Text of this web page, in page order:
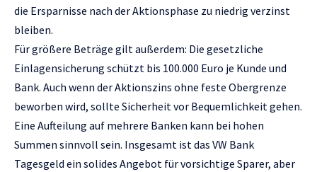
die Ersparnisse nach der Aktionsphase zu niedrig verzinst
bleiben.
Für größere Beträge gilt außerdem: Die gesetzliche
Einlagensicherung schützt bis 100.000 Euro je Kunde und
Bank. Auch wenn der Aktionszins ohne feste Obergrenze
beworben wird, sollte Sicherheit vor Bequemlichkeit gehen.
Eine Aufteilung auf mehrere Banken kann bei hohen
Summen sinnvoll sein. Insgesamt ist das VW Bank
Tagesgeld ein solides Angebot für vorsichtige Sparer, aber